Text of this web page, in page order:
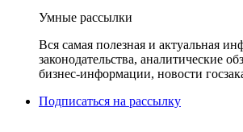
Умные рассылки
Вся самая полезная и актуальная
законодательства, аналитические
бизнес-информации, новости
Подписаться на рассылку